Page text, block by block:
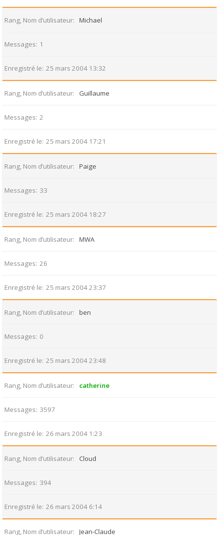
Rang, Nom d’utilisateur Michael
Messages 1
Enregistré le 25 mars 2004 13:32
Rang, Nom d’utilisateur Guillaume
Messages 2
Enregistré le 25 mars 2004 17:21
Rang, Nom d’utilisateur Paige
Messages 33
Enregistré le 25 mars 2004 18:27
Rang, Nom d’utilisateur MWA
Messages 26
Enregistré le 25 mars 2004 23:37
Rang, Nom d’utilisateur ben
Messages 0
Enregistré le 25 mars 2004 23:48
Rang, Nom d’utilisateur catherine
Messages 3597
Enregistré le 26 mars 2004 1:23
Rang, Nom d’utilisateur Cloud
Messages 394
Enregistré le 26 mars 2004 6:14
Rang, Nom d’utilisateur Jean-Claude